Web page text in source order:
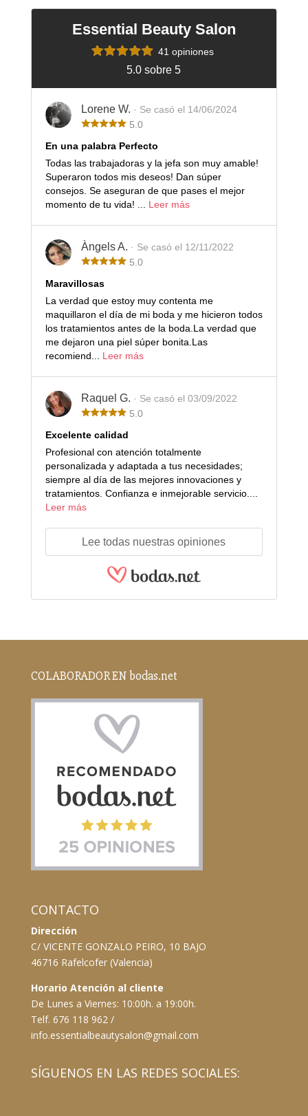
Essential Beauty Salon
41 opiniones
5.0 sobre 5
Lorene W. · Se casó el 14/06/2024
5.0
En una palabra Perfecto
Todas las trabajadoras y la jefa son muy amable!
Superaron todos mis deseos! Dan súper
consejos. Se aseguran de que pases el mejor
momento de tu vida! ... Leer más
Àngels A. · Se casó el 12/11/2022
5.0
Maravillosas
La verdad que estoy muy contenta me
maquillaron el día de mi boda y me hicieron todos
los tratamientos antes de la boda.La verdad que
me dejaron una piel súper bonita.Las
recomiend... Leer más
Raquel G. · Se casó el 03/09/2022
5.0
Excelente calidad
Profesional con atención totalmente
personalizada y adaptada a tus necesidades;
siempre al día de las mejores innovaciones y
tratamientos. Confianza e inmejorable servicio....
Leer más
Lee todas nuestras opiniones
COLABORADOR EN bodas.net
CONTACTO
Dirección
C/ VICENTE GONZALO PEIRO, 10 BAJO
46716 Rafelcofer (Valencia)
Horario Atención al cliente
De Lunes a Viernes: 10:00h. a 19:00h.
Telf. 676 118 962 /
info.essentialbeautysalon@gmail.com
SÍGUENOS EN LAS REDES SOCIALES: